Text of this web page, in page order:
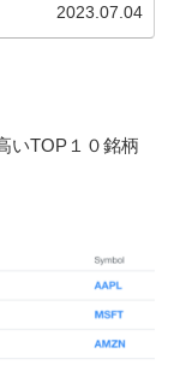
2023.07.04
いTOP１０銘柄